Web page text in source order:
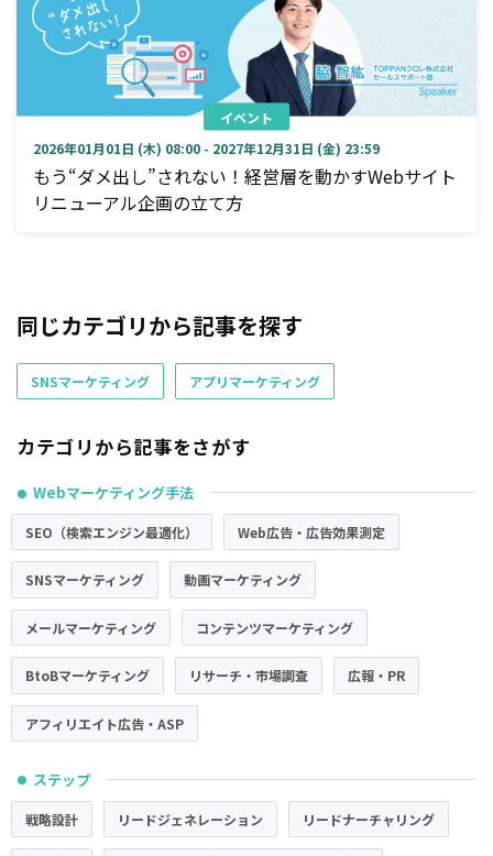
イベント
2026年01月01日 (木) 08:00 - 2027年12月31日 (金) 23:59
もう“ダメ出し”されない！経営層を動かすWebサイト
リニューアル企画の立て方
同じカテゴリから記事を探す
SNSマーケティング アプリマーケティング
カテゴリから記事をさがす
● Webマーケティング手法
SEO（検索エンジン最適化） Web広告・広告効果測定
SNSマーケティング 動画マーケティング
メールマーケティング コンテンツマーケティング
BtoBマーケティング リサーチ・市場調査 広報・PR
アフィリエイト広告・ASP
● ステップ
戦略設計 リードジェネレーション リードナーチャリング